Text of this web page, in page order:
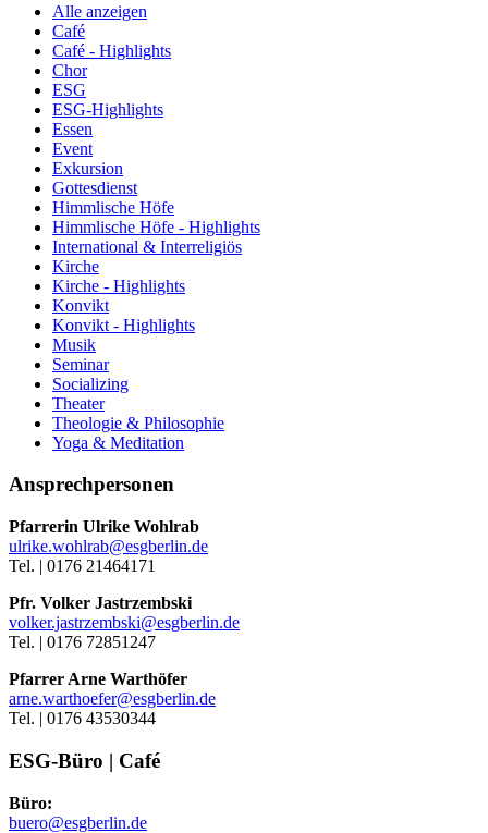
Alle anzeigen
Café
Café - Highlights
Chor
ESG
ESG-Highlights
Essen
Event
Exkursion
Gottesdienst
Himmlische Höfe
Himmlische Höfe - Highlights
International & Interreligiös
Kirche
Kirche - Highlights
Konvikt
Konvikt - Highlights
Musik
Seminar
Socializing
Theater
Theologie & Philosophie
Yoga & Meditation
Ansprechpersonen
Pfarrerin Ulrike Wohlrab
ulrike.wohlrab@esgberlin.de
Tel. | 0176 21464171
Pfr. Volker Jastrzembski
volker.jastrzembski@esgberlin.de
Tel. | 0176 72851247
Pfarrer Arne Warthöfer
arne.warthoefer@esgberlin.de
Tel. | 0176 43530344
ESG-Büro | Café
Büro:
buero@esgberlin.de